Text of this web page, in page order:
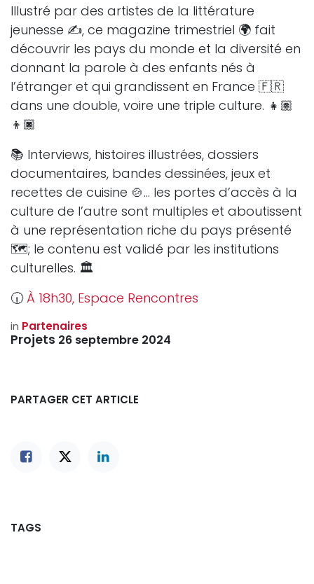
Illustré par des artistes de la littérature
jeunesse ✍️, ce magazine trimestriel 🌍 fait
découvrir les pays du monde et la diversité en
donnant la parole à des enfants nés à
l’étranger et qui grandissent en France 🇫🇷
dans une double, voire une triple culture. 👧🏽
👦🏿
📚 Interviews, histoires illustrées, dossiers
documentaires, bandes dessinées, jeux et
recettes de cuisine 🍲… les portes d’accès à la
culture de l’autre sont multiples et aboutissent
à une représentation riche du pays présenté
🗺️; le contenu est validé par les institutions
culturelles. 🏛️
🕡À 18h30, Espace Rencontres
in Partenaires
Projets 26 septembre 2024
PARTAGER CET ARTICLE
TAGS